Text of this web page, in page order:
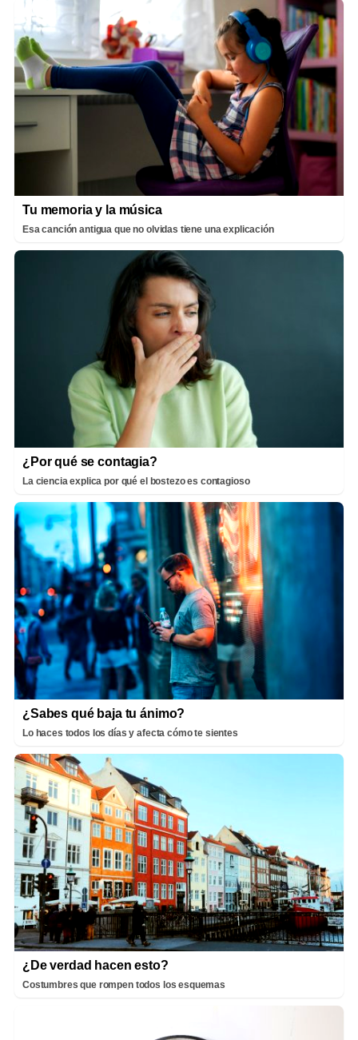
Tu memoria y la música
Esa canción antigua que no olvidas tiene una explicación
¿Por qué se contagia?
La ciencia explica por qué el bostezo es contagioso
¿Sabes qué baja tu ánimo?
Lo haces todos los días y afecta cómo te sientes
¿De verdad hacen esto?
Costumbres que rompen todos los esquemas